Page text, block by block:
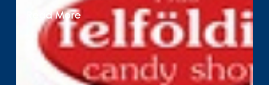
Read More